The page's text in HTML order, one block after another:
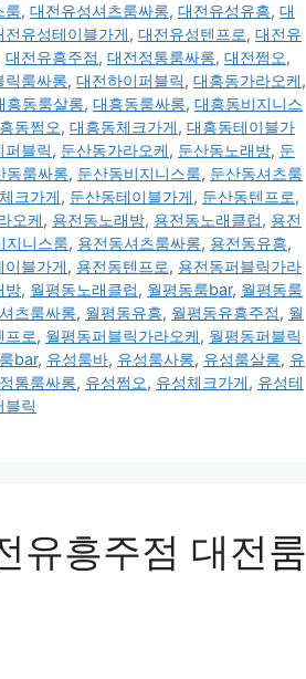
룸, 대전유성셔츠룸싸롱, 대전유성유흥, 대
전유성테이블가게, 대전유성텐프로, 대전유
대전유흥주점, 대전정통룸싸롱, 대전쩜오,
릭룸싸롱, 대전하이퍼블릭, 대흥동가라오케,
흥동룸살롱, 대흥동룸싸롱, 대흥동비지니스
동쩜오, 대흥동체크가게, 대흥동테이블가
퍼블릭, 둔산동가라오케, 둔산동노래방, 둔
동룸싸롱, 둔산동비지니스룸, 둔산동셔츠룸
크가게, 둔산동테이블가게, 둔산동텐프로,
오케, 용전동노래방, 용전동노래클럽, 용전
지니스룸, 용전동셔츠룸싸롱, 용전동유흥,
이블가게, 용전동텐프로, 용전동퍼블릭가라
방, 월평동노래클럽, 월평동룸bar, 월평동룸
츠룸싸롱, 월평동유흥, 월평동유흥주점, 월
프로, 월평동퍼블릭가라오케, 월평동퍼블릭
bar, 유성룸바, 유성룸사롱, 유성룸살롱, 유
통룸싸롱, 유성쩜오, 유성체크가게, 유성테
블릭
유흥주점 대전룸